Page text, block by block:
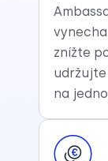
znížte
na